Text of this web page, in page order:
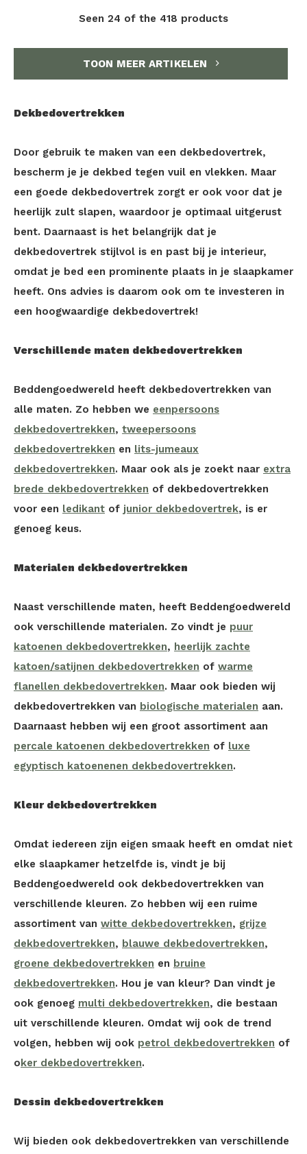
Seen 24 of the 418 products
TOON MEER ARTIKELEN
Dekbedovertrekken
Door gebruik te maken van een dekbedovertrek,
bescherm je je dekbed tegen vuil en vlekken. Maar
een goede dekbedovertrek zorgt er ook voor dat je
heerlijk zult slapen, waardoor je optimaal uitgerust
bent. Daarnaast is het belangrijk dat je
dekbedovertrek stijlvol is en past bij je interieur,
omdat je bed een prominente plaats in je slaapkamer
heeft. Ons advies is daarom ook om te investeren in
een hoogwaardige dekbedovertrek!
Verschillende maten dekbedovertrekken
Beddengoedwereld heeft dekbedovertrekken van
alle maten. Zo hebben we eenpersoons
dekbedovertrekken, tweepersoons
dekbedovertrekken en lits-jumeaux
dekbedovertrekken. Maar ook als je zoekt naar extra
brede dekbedovertrekken of dekbedovertrekken
voor een ledikant of junior dekbedovertrek, is er
genoeg keus.
Materialen dekbedovertrekken
Naast verschillende maten, heeft Beddengoedwereld
ook verschillende materialen. Zo vindt je puur
katoenen dekbedovertrekken, heerlijk zachte
katoen/satijnen dekbedovertrekken of warme
flanellen dekbedovertrekken. Maar ook bieden wij
dekbedovertrekken van biologische materialen aan.
Daarnaast hebben wij een groot assortiment aan
percale katoenen dekbedovertrekken of luxe
egyptisch katoenenen dekbedovertrekken.
Kleur dekbedovertrekken
Omdat iedereen zijn eigen smaak heeft en omdat niet
elke slaapkamer hetzelfde is, vindt je bij
Beddengoedwereld ook dekbedovertrekken van
verschillende kleuren. Zo hebben wij een ruime
assortiment van witte dekbedovertrekken, grijze
dekbedovertrekken, blauwe dekbedovertrekken,
groene dekbedovertrekken en bruine
dekbedovertrekken. Hou je van kleur? Dan vindt je
ook genoeg multi dekbedovertrekken, die bestaan
uit verschillende kleuren. Omdat wij ook de trend
volgen, hebben wij ook petrol dekbedovertrekken of
o ker dekbedovertrekken.
Dessin dekbedovertrekken
Wij bieden ook dekbedovertrekken van verschillende